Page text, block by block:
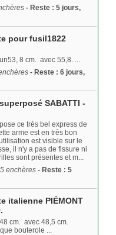
- Reste : 5 jours,
pour fusil1822
8 cm. avec 55,8. ...
- Reste : 6 jours,
SABATTI -
ce très bel express de
arme est en très bon
est visible sur le
il n'y a pas de fissure ni
sont présentes et m...
enchères - Reste : 5
italienne PIÉMONT
cm. avec 48,5 cm.
bouterole ...